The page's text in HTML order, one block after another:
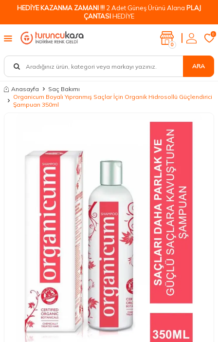
HEDİYE KAZANMA ZAMANI !!! 2 Adet Güneş Ürünü Alana PLAJ
ÇANTASIHEDİYE
ARA
0
0
Anasayfa
Saç Bakımı
Organicum Boyalı Yıpranmış Saçlar İçin Organik Hidrosollü Güçlendirici
Şampuan 350ml